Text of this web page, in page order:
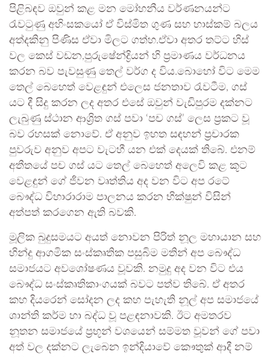
පිළිබඳව ඔවුන් කළ මන මෝහනීය වර්ණනයන්ට
රැවටුණු අහිංසකයෝ ඒ විස්මිත ගුණ සහ හාස්කම් බලය
අත්දකිනු පිණිස ඒවා මිලට ගත්හ.ඒවා අතර තට්ට හිස්
වල කෙස් වඩන,පුරුෂේන්ද්‍රියන් හි ප්‍රමාණය වර්ධනය
කරන බව පැවසුණු තෙල් වර්ග ද විය.බොහෝ විට මෙම
තෙල් බෙහෙත් වෙළඳුන් එලෙස ජනතාව රැවටීම, ගස්
යට දී සිදු කරන ලද අතර එසේ ඔවුන් වැඩිපුරම දක්නට
ලැබුණු ස්ථාන ආශ්‍රිත ගස් පවා ‘පච ගස්’ ලෙස ප්‍රකට වූ
බව රහසක් නොවේ. ඒ අනුව ඉහත සඳහන් ප්‍රචාරක
පුවරුව අනුව අපට වැටහී යන එක් දෙයක් තිබේ. එනම්
අතීතයේ පච ගස් යට තෙල් බෙහෙත් අලෙවි කළ කූට
වෙළඳුන් ගේ ජීවන වෘත්තිය අද වන විට අප රටේ
බෞද්ධ විහාරාරාම පාලනය කරන භික්ෂුන් විසින්
අත්පත් කරගෙන ඇති බවකි.
මූලික බුදුසමයට අයත් නොවන පිරිත් නූල මහායාන සහ
හින්දු ආගමික සංස්කෘතික පසුබිම මතින් අප බෞද්ධ
සමාජයට අවශෝෂණය වූවකි. නමුදු අද වන විට එය
බෞද්ධ සංස්කෘතිකාංගයක් බවට පත්ව තිබේ. ඒ අතර
කහ දියරෙන් සෝදන ලද කහ පැහැති නූල් අප සමාජයේ
ශාන්ති කර්ම හා බද්ධ වූ පළඳනාවකි. ඊට අමතරව
නූතන සමාජයේ ප්‍රභූන් වශයෙන් සම්මත වූවන් ගේ පවා
අත් වල දක්නට ලැබෙන ඉන්දියාවේ කෞතුක් ආදී නම්